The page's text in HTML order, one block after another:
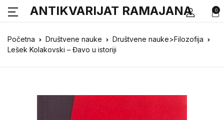
0
ANTIKVARIJAT RAMAJANA
Početna Društvene nauke
Društvene nauke>Filozofija
Lešek Kolakovski – Đavo u istoriji